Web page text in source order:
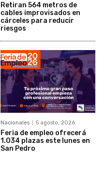
Retiran 564 metros de
cables improvisados en
cárceles para reducir
riesgos
Nacionales 5 agosto, 2026
Feria de empleo ofrecerá
1.034 plazas este lunes en
San Pedro